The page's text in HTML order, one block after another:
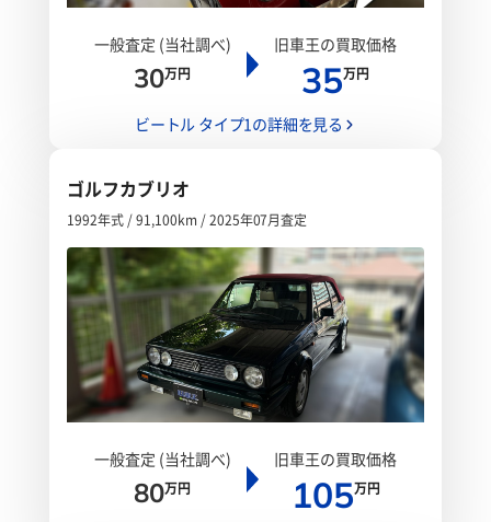
一般査定 (当社調べ)
30万円
旧車王の買取価格
35万円
ビートル タイプ1の詳細を見る
ゴルフカブリオ
1992年式 / 91,100km / 2025年07月査定
一般査定 (当社調べ)
80万円
旧車王の買取価格
105万円